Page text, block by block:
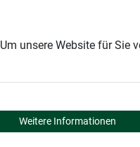
-
Um unsere Website für Sie
Weitere Informationen